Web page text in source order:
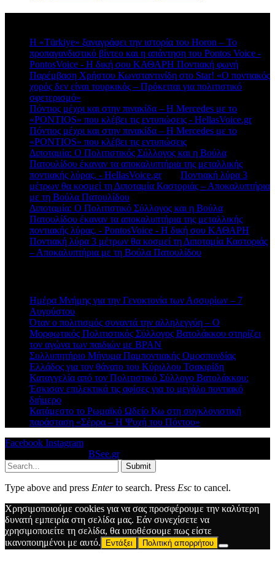
Η «Türkiye» ξαναγράφει την ιστορία του Horon – Το
προπαγανδιστικό βίντεο και η απάντηση του Pontos Voice -
PontosVoice - H δική σου ΚΑΘΑΡΗ Ποντιακή φωνή
Παρέμβαση Χρήστου Κωνσταντινίδη στο Star! «Ο ποντιακός
χορός δεν είναι τουρκικός – Πρόκειται για πολιτιστικό
σφετερισμό»
Πόντιος μέχρι και στην πινακίδα – Η Mercedes με το
«PONTIOS» που κλέβει τις εντυπώσεις - HellasVoice.grστο
Πόντιος μέχρι και στην πινακίδα – Η Mercedes με το
«PONTIOS» που κλέβει τις εντυπώσεις
Διποταμία: Ο Πολιτιστικός Σύλλογος και η Βούλα
Πατουλίδου έκαναν τα αποκαλυπτήρια της μεταλλικής
ποντιακής λύρας. - HellasVoice.grστο Ποντιακή λύρα 3
μέτρων θα κοσμεί τη Διποταμία Καστοριάς – Αποκαλυπτήρια
με τη Βούλα Πατουλίδου
Διποταμία: Ο Πολιτιστικό Σύλλογος και η Βούλα
Πατουλίδου έκαναν τα αποκαλυπτήρια της μεταλλικής
ποντιακής λύρας. - PontosVoice - H δική σου ΚΑΘΑΡΗ
Ποντιακή λύρα 3 μέτρων θα κοσμεί τη Διποταμία Καστοριάς
– Αποκαλυπτήρια με τη Βούλα Πατουλίδου
Ημέρα Μνήμης για την Γενοκτονία των Ασσυρίων – 7
Αυγούστου
Όταν ο πολιτισμός συναντά την αλληλεγγύη – Ο
Μορφωτικός Πολιτιστικός Σύλλογος Βατολάκκου στηρίζει
τον αγώνα των παιδιών με BPAN
Συλλυπητήριο Μήνυμα Παμποντιακής Ομοσπονδίας
Ελλάδος για τον θάνατο του Κύριλλου Τσακιρίδη
Καταγγελία από τον Πολιτιστικό Σύλλογο Βατολάκκου:
Έσκισαν επιλεκτικά τις αφίσες για το μεγάλο ποντιακό
διήμερο
Κατάμεστο το Ρωμαϊκό Ωδείο Κω στη συγκλονιστική
παράσταση «Σέρρα – Η Ψυχή του Πόντου»
Facebook Instagram
BSee.gr.
Submit
Type above and press Enterto search. Press Esc to cancel.
Χρησιμοποιούμε cookies για να σας προσφέρουμε την καλύτερη
δυνατή εμπειρία στη σελίδα μας. Εάν συνεχίσετε να
χρησιμοποιείτε τη σελίδα, θα υποθέσουμε πως είστε
ικανοποιημένοι με αυτό.
Εντάξει Πολιτική απορρήτου